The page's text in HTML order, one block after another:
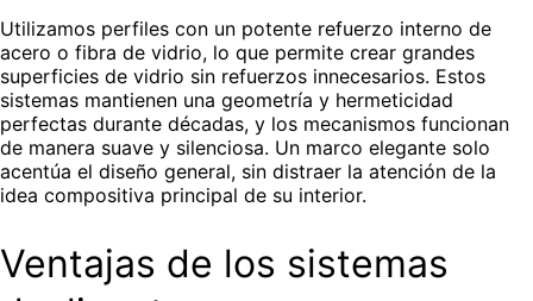
Utilizamos perfiles con un potente refuerzo interno de
acero o fibra de vidrio, lo que permite crear grandes
superficies de vidrio sin refuerzos innecesarios. Estos
sistemas mantienen una geometría y hermeticidad
perfectas durante décadas, y los mecanismos funcionan
de manera suave y silenciosa. Un marco elegante solo
acentúa el diseño general, sin distraer la atención de la
idea compositiva principal de su interior.
Ventajas de los sistemas